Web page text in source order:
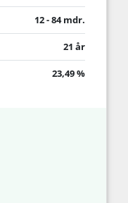
12 - 84 mdr.
21 år
23,49 %